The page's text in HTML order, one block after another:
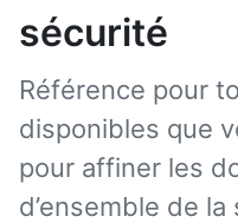
sécurité
Référence pour
disponibles que
pour affiner les
d’ensemble de